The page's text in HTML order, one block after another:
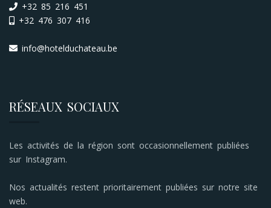
+32 85 216 451
+32 476 307 416
info@hotelduchateau.be
RÉSEAUX SOCIAUX
Les activités de la région sont occasionnellement publiées
sur Instagram.
Nos actualités restent prioritairement publiées sur notre site
web.